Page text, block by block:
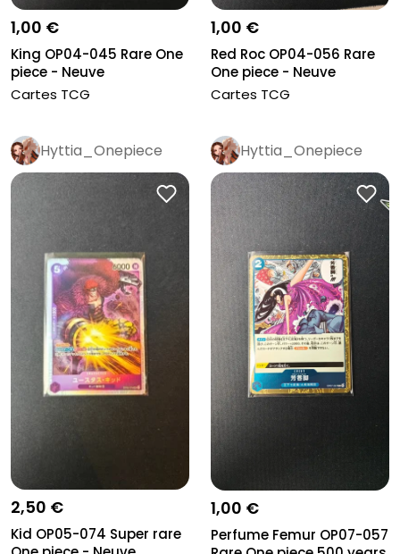
1,00 €
King OP04-045 Rare One
piece - Neuve
Cartes TCG
1,00 €
Red Roc OP04-056 Rare
One piece - Neuve
Cartes TCG
Hyttia_Onepiece
2,50 €
Kid OP05-074 Super rare
Hyttia_Onepiece
1,00 €
Perfume Femur OP07-057